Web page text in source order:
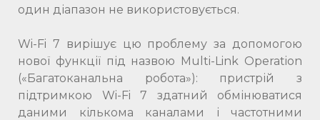
один діапазон не використовується.
Wi-Fi 7 вирішує цю проблему за допомогою
нової функції під назвою Multi-Link Operation
(«Багатоканальна робота»): пристрій з
підтримкою Wi-Fi 7 здатний обмінюватися
даними кількома каналами і частотними